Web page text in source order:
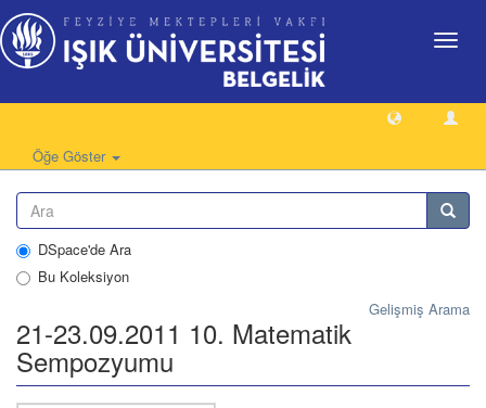
Geçiş
Öğe Göster
DSpace'de Ara
Bu Koleksiyon
Gelişmiş Arama
21-23.09.2011 10. Matematik
Sempozyumu